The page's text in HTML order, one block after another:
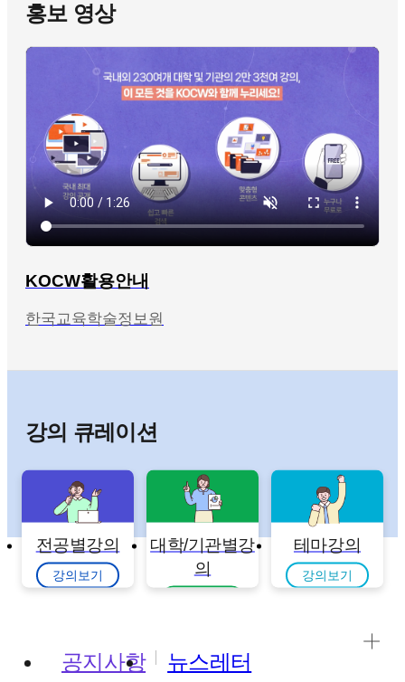
홍보 영상
KOCW활용안내
한국교육학술정보원
강의 큐레이션
전공별강의
강의보기
대학/기관별강
의
테마강의
강의보기
공지사항 뉴스레터